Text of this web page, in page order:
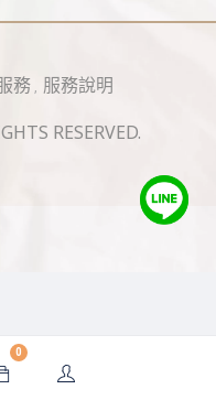
務 服務說明
RESERVED.
0